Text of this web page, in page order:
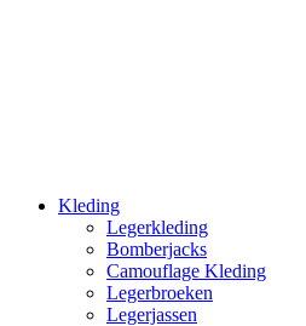
Kleding
Legerkleding
Bomberjacks
Camouflage Kleding
Legerbroeken
Legerjassen